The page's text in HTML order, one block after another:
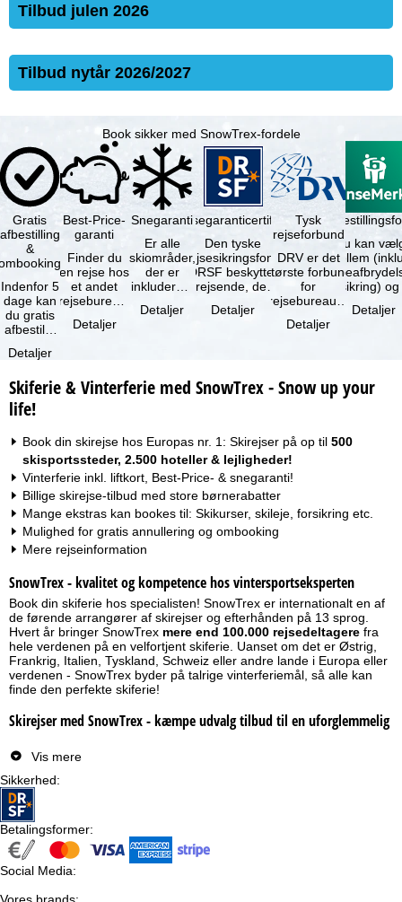
Tilbud julen 2026
Tilbud nytår 2026/2027
Book sikker med SnowTrex-fordele
Gratis
afbestilling
&
Indenfor 5
dage kan
du gratis
afbestille
booking.
dog en …
Detaljer
Best-Price-
garanti
Finder du
en rejse hos
et andet
rejsebureau,
er billigere
Detaljer
Snegaranti
Er alle
skiområder,
der er
inkluderet i
bookede
Detaljer
Rejsegaranticertifikat
Den tyske
rejsesikringsfond
DRSF beskytter
rejsende, der
pakkerejse eller
Detaljer
Tysk
rejseforbund
DRV er det
største forbund
for
rejsebureauer
rejsearrangører
Detaljer
Du kan
mellem (inklusiv
Detaljer
Skiferie & Vinterferie med SnowTrex - Snow up your
life!
Book din skirejse hos Europas nr. 1: Skirejser på op til 500
skisportssteder, 2.500 hoteller & lejligheder!
Vinterferie inkl. liftkort, Best-Price- & snegaranti!
Billige skirejse-tilbud med store børnerabatter
Mange ekstras kan bookes til: Skikurser, skileje, forsikring etc.
Mulighed for gratis annullering og ombooking
Mere rejseinformation
SnowTrex - kvalitet og kompetence hos vintersportseksperten
Book din skiferie hos specialisten! SnowTrex er internationalt en af
de førende arrangører af skirejser og efterhånden på 13 sprog.
Hvert år bringer SnowTrex mere end 100.000 rejsedeltagere fra
hele verdenen på en velfortjent skiferie. Uanset om det er Østrig,
Frankrig, Italien, Tyskland, Schweiz eller andre lande i Europa eller
verdenen - SnowTrex byder på talrige vinterferiemål, så alle kan
finde den perfekte skiferie!
Skirejser med SnowTrex - kæmpe udvalg tilbud til en uforglemmelig
Til den perfekte ferie i sneen har du hos SnowTrex valget mellem
500 skisportssteder og 2.500 indkvarteringer i alle skiområder i
Alperne samt i skiområderne udenfor Alperne. Ved de fleste tilbud
drejer det sig om
fremragende pris-ydelsesforhold! Uanset om du vil rejse med
familien, planlægger en gruppeskirejse, vil overnatte på hotel
direkte ved pisten, tilbringe skiferie i chalet eller luksuriøst med
wellness - SnowTrex-tilbudene opfylder alle ønsker. Til at finde det
rigtige tilbud, benyt ganske enkelt de mange filterindstillinger på
SnowTrex-siden.
Vis mere
Sikkerhed:
Betalingsformer:
Social Media: